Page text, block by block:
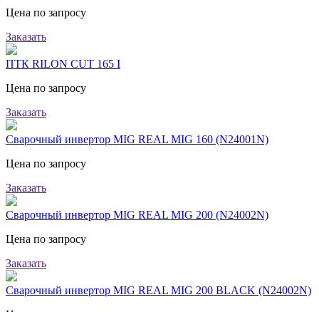
Цена по запросу
Заказать
ПТК RILON CUT 165 I
Цена по запросу
Заказать
Сварочный инвертор MIG REAL MIG 160 (N24001N)
Цена по запросу
Заказать
Сварочный инвертор MIG REAL MIG 200 (N24002N)
Цена по запросу
Заказать
Сварочный инвертор MIG REAL MIG 200 BLACK (N24002N)